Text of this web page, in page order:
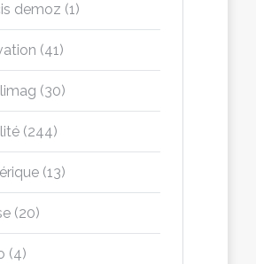
demoz (1)
(41)
(30)
(244)
(13)
(20)
(4)